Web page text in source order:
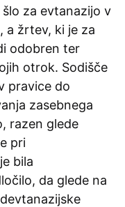
za evtanazijo v
a žrtev, ki je za
odobren ter
otrok. Sodišče
pravice do
zasebnega
razen glede
pri
bila
da glede na